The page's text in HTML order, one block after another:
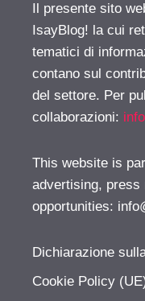
Il presente sito
IsayBlog! la cui
tematici di
contano sul
del settore. Per
collaborazioni:
This website is
advertising, press
opportunities:
Dichiarazione
Cookie Policy